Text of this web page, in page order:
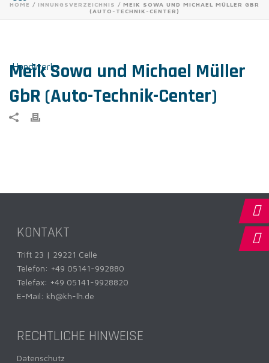
HOME / INNUNGSVERZEICHNIS / MEIK SOWA UND MICHAEL MÜLLER GBR
(AUTO-TECHNIK-CENTER)
Meik Sowa und Michael Müller
GbR (Auto-Technik-Center)
KONTAKT
Trift 23 | 29221 Celle
Telefon: +49 05141-992880
Telefax: +49 05141-9928820
E-Mail: kh@kh-lh.de
RECHTLICHE HINWEISE
Datenschutz